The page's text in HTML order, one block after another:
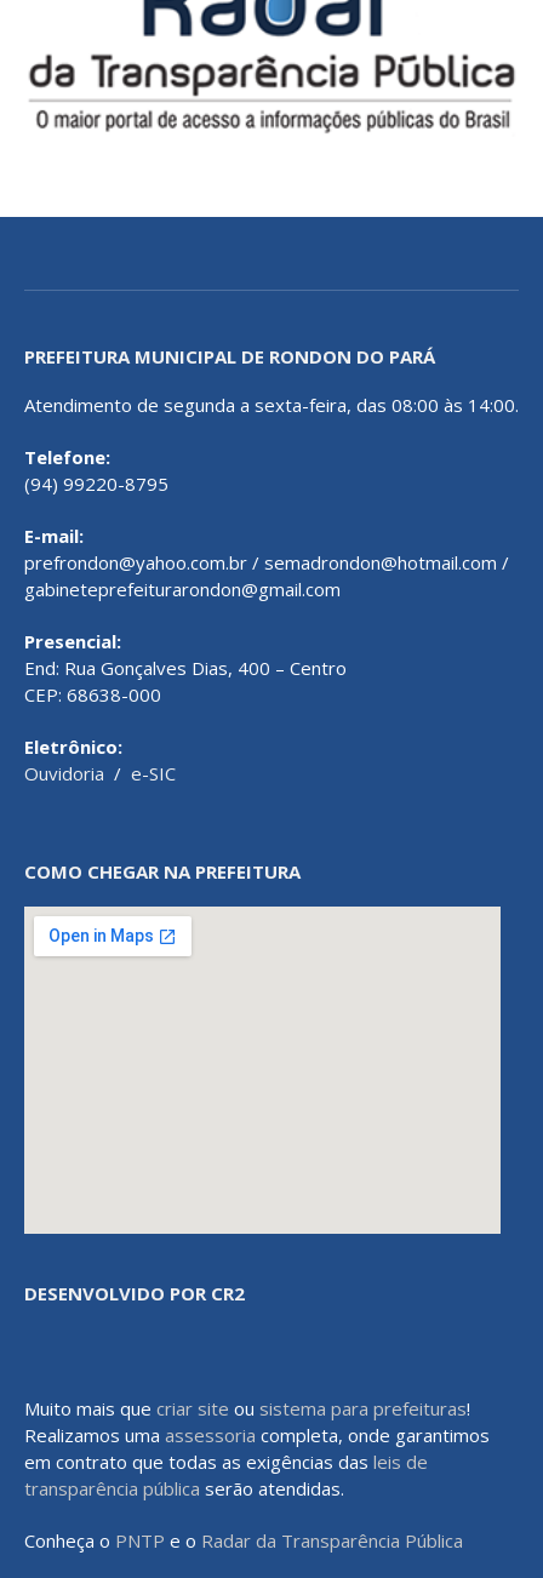
PREFEITURA MUNICIPAL DE RONDON DO PARÁ
Atendimento de segunda a sexta-feira, das 08:00 às 14:00.
Telefone:
(94) 99220-8795
E-mail:
prefrondon@yahoo.com.br / semadrondon@hotmail.com /
gabineteprefeiturarondon@gmail.com
Presencial:
End: Rua Gonçalves Dias, 400 – Centro
CEP: 68638-000
Eletrônico:
Ouvidoria / e-SIC
COMO CHEGAR NA PREFEITURA
DESENVOLVIDO POR CR2
Muito mais que criar site ou sistema para prefeituras!
Realizamos uma assessoria completa, onde garantimos
em contrato que todas as exigências das leis de
transparência pública serão atendidas.
Conheça o PNTP e o Radar da Transparência Pública